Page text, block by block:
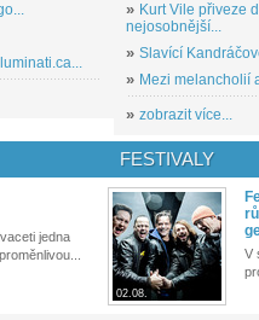
» Kurt Vile přiveze
nejosobnější...
» Slavící
» Mezi melancholií
» zobrazit více...
jedna
FESTIVALY
02.08.
V